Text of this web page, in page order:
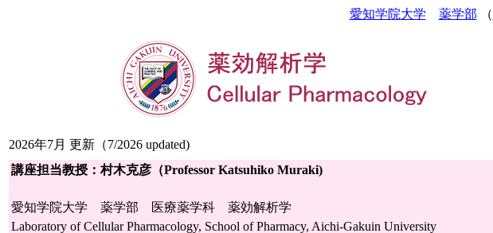
愛知学院大学 薬学部 （
2026年7月 更新（7/2026 updated)
講座担当教授：村木克彦（Professor Katsuhiko Muraki)
愛知学院大学 薬学部 医療薬学科 薬効解析学
Laboratory of Cellular Pharmacology, School of Pharmacy, Aichi-Gakuin University